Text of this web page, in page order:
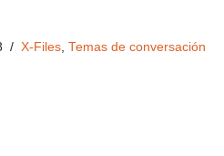
X-Files, Temas de conversación